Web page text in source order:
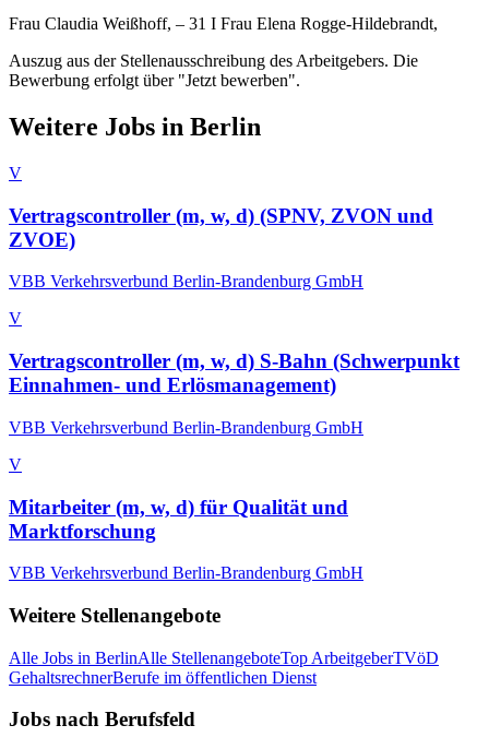
Frau Claudia Weißhoff, – 31 I Frau Elena Rogge-Hildebrandt,
Auszug aus der Stellenausschreibung des Arbeitgebers. Die
Bewerbung erfolgt über "Jetzt bewerben".
Weitere Jobs in Berlin
V
Vertragscontroller (m, w, d) (SPNV, ZVON und
ZVOE)
VBB Verkehrsverbund Berlin-Brandenburg GmbH
V
Vertragscontroller (m, w, d) S-Bahn (Schwerpunkt
Einnahmen- und Erlösmanagement)
VBB Verkehrsverbund Berlin-Brandenburg GmbH
V
Mitarbeiter (m, w, d) für Qualität und
Marktforschung
VBB Verkehrsverbund Berlin-Brandenburg GmbH
Weitere Stellenangebote
Alle Jobs in BerlinAlle StellenangeboteTop ArbeitgeberTVöD
GehaltsrechnerBerufe im öffentlichen Dienst
Jobs nach Berufsfeld